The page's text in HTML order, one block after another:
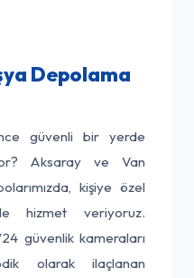
Depolama
güvenli bir yerde
Aksaray ve Van
kişiye özel
hizmet veriyoruz.
güvenlik kameraları
olarak ilaçlanan